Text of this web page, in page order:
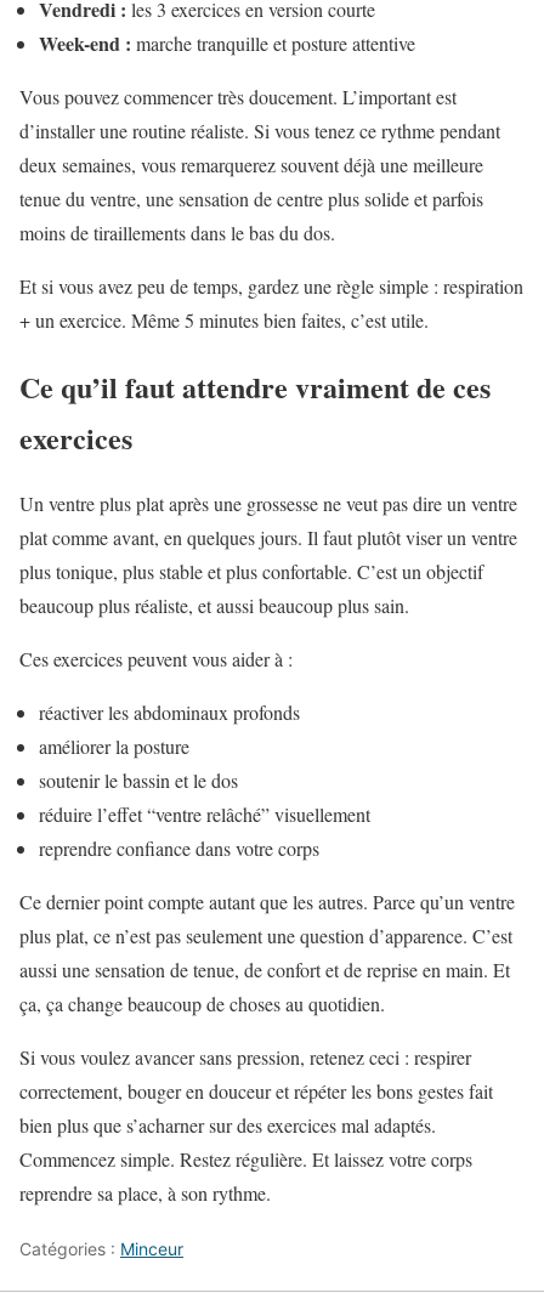
Vendredi : les 3 exercices en version courte
Week-end : marche tranquille et posture attentive
Vous pouvez commencer très doucement. L’important est
d’installer une routine réaliste. Si vous tenez ce rythme pendant
deux semaines, vous remarquerez souvent déjà une meilleure
tenue du ventre, une sensation de centre plus solide et parfois
moins de tiraillements dans le bas du dos.
Et si vous avez peu de temps, gardez une règle simple : respiration
+ un exercice. Même 5 minutes bien faites, c’est utile.
Ce qu’il faut attendre vraiment de ces
exercices
Un ventre plus plat après une grossesse ne veut pas dire un ventre
plat comme avant, en quelques jours. Il faut plutôt viser un ventre
plus tonique, plus stable et plus confortable. C’est un objectif
beaucoup plus réaliste, et aussi beaucoup plus sain.
Ces exercices peuvent vous aider à :
réactiver les abdominaux profonds
améliorer la posture
soutenir le bassin et le dos
réduire l’effet “ventre relâché” visuellement
reprendre confiance dans votre corps
Ce dernier point compte autant que les autres. Parce qu’un ventre
plus plat, ce n’est pas seulement une question d’apparence. C’est
aussi une sensation de tenue, de confort et de reprise en main. Et
ça, ça change beaucoup de choses au quotidien.
Si vous voulez avancer sans pression, retenez ceci : respirer
correctement, bouger en douceur et répéter les bons gestes fait
bien plus que s’acharner sur des exercices mal adaptés.
Commencez simple. Restez régulière. Et laissez votre corps
reprendre sa place, à son rythme.
Catégories : Minceur